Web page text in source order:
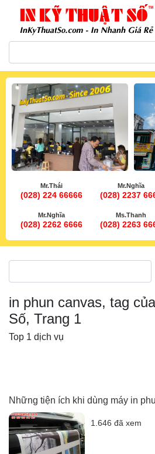
inkythuatso.com
Mr.Thái
(028) 224 66666
Mr.Nghĩa
(028) 2237
Mr.Nghĩa
(028) 2262 6666
Ms.Thanh
(028) 2263
in phun canvas, tag
Số, Trang 1
Top 1 dịch vụ
Những tiện ích khi dùng máy in
1.646 đã xem